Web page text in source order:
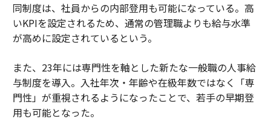
同制度は、社員からの内部登用も可能になっている。高
いKPIを設定されるため、通常の管理職よりも給与水準
が高めに設定されているという。
また、23年には専門性を軸とした新たな一般職の人事給
与制度を導入。入社年次・年齢や在級年数ではなく「専
門性」が重視されるようになったことで、若手の早期登
用も可能となった。